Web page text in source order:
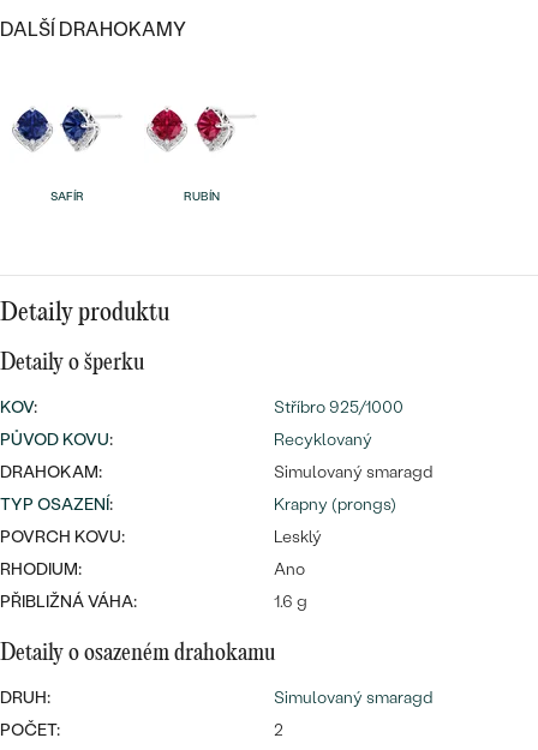
Nejprodávanější
snubní prsteny
DRAHOKAM
ZLATO
STŘÍBRO
S LAB-GROWN DIAMANTY
SYMBOLICKÉ
PODLE PŘÍLEŽITOSTI
PODLE TVARU KAMENE
NA MÍRU
DIAMANTY
Nejprodávanější
náušnice
PROHLÉDNOUT
CENOVĚ DOSTUPNÉ
LUXUSNÍ
Personalizované
přívěsky
CENOVĚ DOSTUPNÉ
Nejprodávanější
prsteny
DALŠÍ DRAHOKAMY
SAFÍR RUBÍN
Detaily produktu
Detaily o šperku
KOV:
Stříbro 925/1000
PŮVOD KOVU:
Recyklovaný
DRAHOKAM:
Simulovaný smaragd
TYP OSAZENÍ:
Krapny (prongs)
POVRCH KOVU:
Lesklý
RHODIUM:
Ano
PŘIBLIŽNÁ VÁHA:
1.6 g
Detaily o osazeném drahokamu
DRUH:
Simulovaný smaragd
POČET:
2